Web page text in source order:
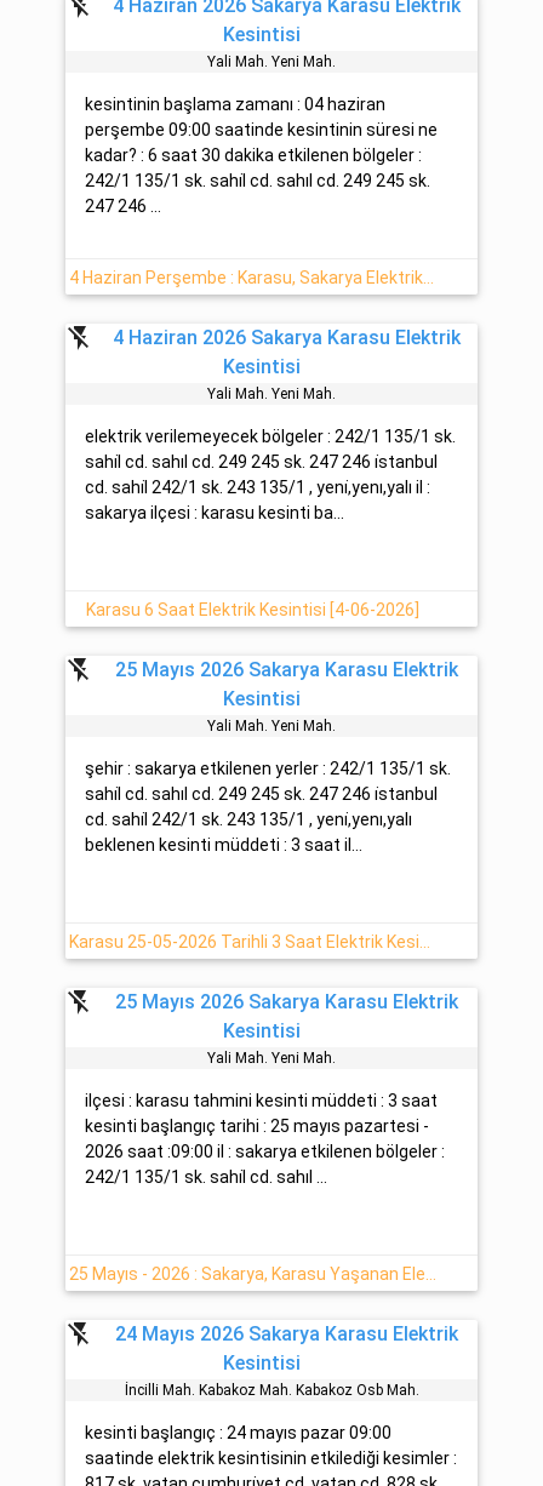
4 Haziran 2026 Sakarya Karasu Elektrik
Kesintisi
Yali Mah. Yeni̇ Mah.
kesintinin başlama zamanı : 04 haziran
perşembe 09:00 saatinde kesintinin süresi ne
kadar? : 6 saat 30 dakika etkilenen bölgeler :
242/1 135/1 sk. sahi̇l cd. sahıl cd. 249 245 sk.
247 246 ...
4 Haziran Perşembe : Karasu, Sakarya Elektrik Kesintisi Hakkında Detaylar
flash_off
4 Haziran 2026 Sakarya Karasu Elektrik
Kesintisi
Yali Mah. Yeni̇ Mah.
elektrik verilemeyecek bölgeler : 242/1 135/1 sk.
sahi̇l cd. sahıl cd. 249 245 sk. 247 246 i̇stanbul
cd. sahi̇l 242/1 sk. 243 135/1 , yeni̇,yenı,yalı il :
sakarya ilçesi : karasu kesinti ba...
Karasu 6 Saat Elektrik Kesintisi [4-06-2026]
flash_off
25 Mayıs 2026 Sakarya Karasu Elektrik
Kesintisi
Yali Mah. Yeni̇ Mah.
şehir : sakarya etkilenen yerler : 242/1 135/1 sk.
sahi̇l cd. sahıl cd. 249 245 sk. 247 246 i̇stanbul
cd. sahi̇l 242/1 sk. 243 135/1 , yeni̇,yenı,yalı
beklenen kesinti müddeti : 3 saat il...
flash_off
25 Mayıs 2026 Sakarya Karasu Elektrik
Kesintisi
Yali Mah. Yeni̇ Mah.
ilçesi : karasu tahmini kesinti müddeti : 3 saat
kesinti başlangıç tarihi : 25 mayıs pazartesi -
2026 saat :09:00 il : sakarya etkilenen bölgeler :
242/1 135/1 sk. sahi̇l cd. sahıl ...
flash_off
24 Mayıs 2026 Sakarya Karasu Elektrik
Kesintisi
İnci̇lli̇ Mah. Kabakoz Mah. Kabakoz Osb Mah.
kesinti başlangıç : 24 mayıs pazar 09:00
saatinde elektrik kesintisinin etkilediği kesimler :